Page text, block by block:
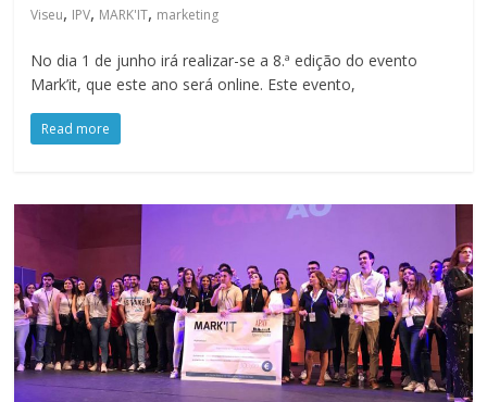
Viseu, IPV, MARK'IT, marketing
No dia 1 de junho irá realizar-se a 8.ª edição do evento
Mark’it, que este ano será online. Este evento,
Read more